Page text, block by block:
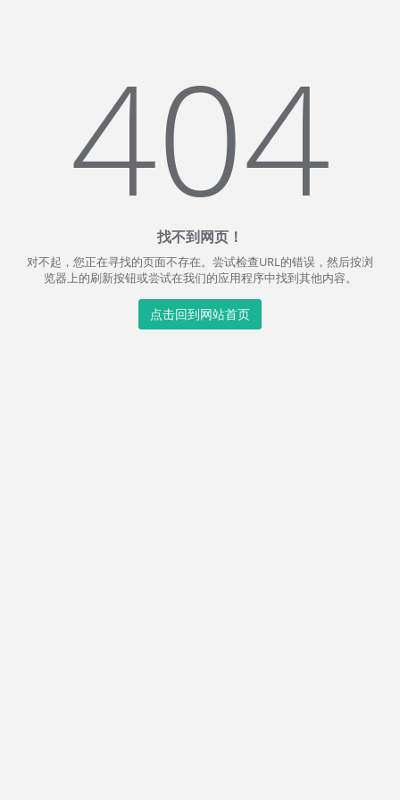
404
找不到网页！
对不起，您正在寻找的页面不存在。尝试检查URL的错误，然后按浏
览器上的刷新按钮或尝试在我们的应用程序中找到其他内容。
点击回到网站首页